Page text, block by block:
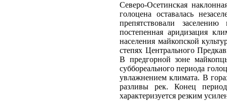
Северо-Осетинская
голоцена оставалась
препятствовали
постепенная аридизация
населения майкопской
степях Центрального
В предгорной зоне
суббореального периода
увлажнением климата. В
разливы рек. Конец
характеризуется резким